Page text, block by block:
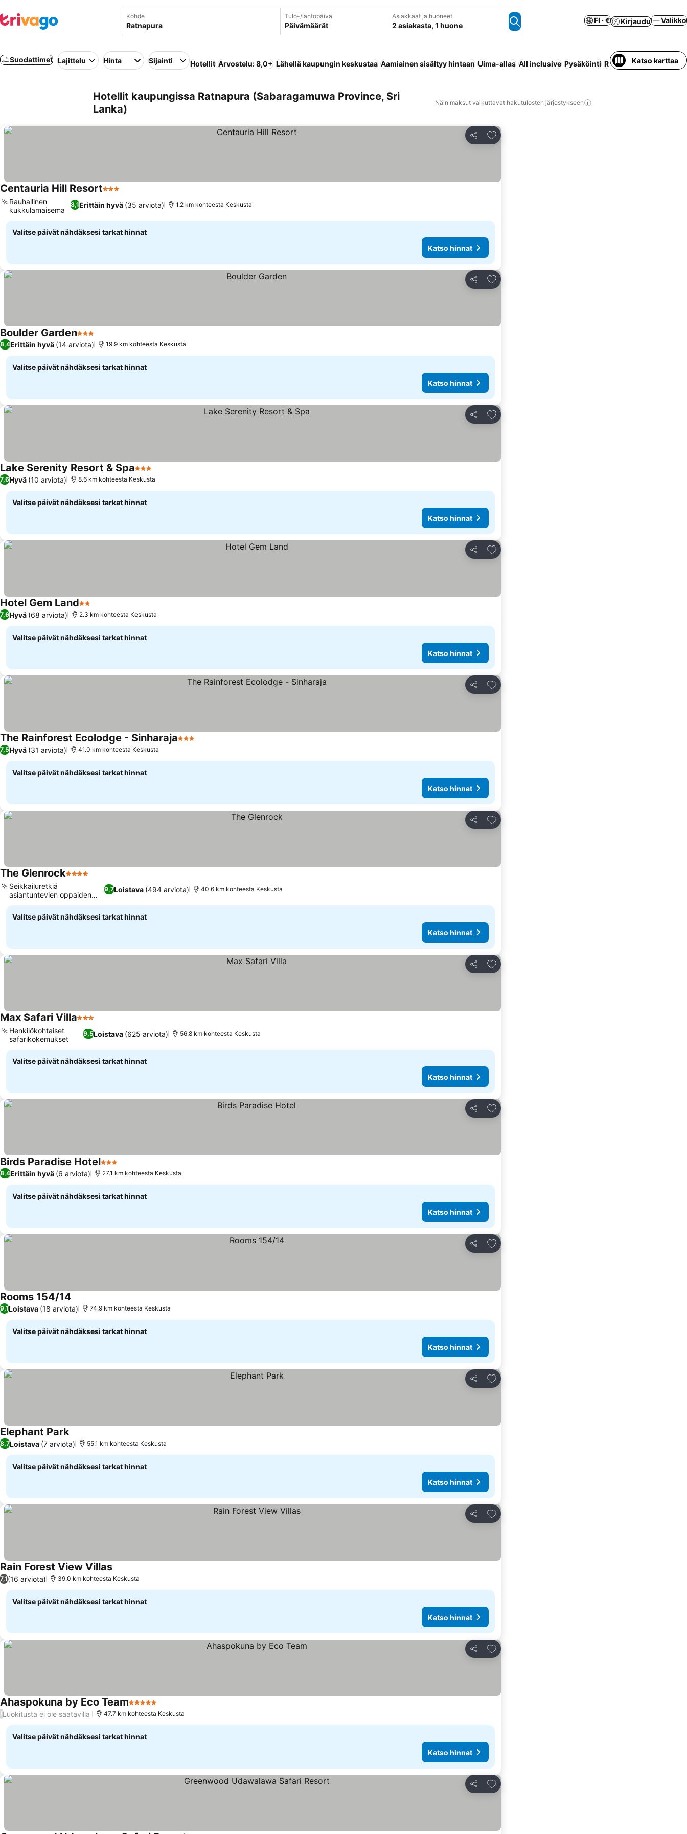
Kohde Tulo-/lähtöpäivä
Päivämäärät
Asiakkaat ja huoneet
2 asiakasta, 1 huone
FI · € Kirjaudu Valikko
Suodattimet Lajittelu Hinta Sijainti Hotellit Arvostelu: 8,0+ Lähellä kaupungin keskustaa Aamiainen sisältyy hintaan Uima-allas All inclusive Pysäköinti Ranta Puolihoito
Katso karttaa
Hotellit kaupungissa Ratnapura (Sabaragamuwa Province, Sri
Lanka)
Näin maksut vaikuttavat hakutulosten järjestykseen
Jaa
Lisää suosikkeihin
Centauria Hill Resort3 Tähtiluokitus
8,1Erittäin hyvä (35 arviota)
Rauhallinen
kukkulamaisema
1.2 km kohteesta Keskusta
Valitse päivät nähdäksesi tarkat hinnat
Katso hinnat
Jaa
Lisää suosikkeihin
Boulder Garden3 Tähtiluokitus
8,4Erittäin hyvä (14 arviota) 19.9 km kohteesta Keskusta
Valitse päivät nähdäksesi tarkat hinnat
Katso hinnat
Jaa
Lisää suosikkeihin
Lake Serenity Resort & Spa3 Tähtiluokitus
7,6Hyvä (10 arviota) 8.6 km kohteesta Keskusta
Valitse päivät nähdäksesi tarkat hinnat
Katso hinnat
Jaa
Lisää suosikkeihin
Hotel Gem Land2 Tähtiluokitus
7,6Hyvä (68 arviota) 2.3 km kohteesta Keskusta
Valitse päivät nähdäksesi tarkat hinnat
Katso hinnat
Jaa
Lisää suosikkeihin
The Rainforest Ecolodge - Sinharaja3 Tähtiluokitus
7,5Hyvä (31 arviota) 41.0 km kohteesta Keskusta
Valitse päivät nähdäksesi tarkat hinnat
Katso hinnat
Jaa
Lisää suosikkeihin
The Glenrock4 Tähtiluokitus
9,7Loistava (494 arviota)
Seikkailuretkiä
asiantuntevien oppaiden
kanssa
40.6 km kohteesta Keskusta
Valitse päivät nähdäksesi tarkat hinnat
Katso hinnat
Jaa
Lisää suosikkeihin
Max Safari Villa3 Tähtiluokitus
9,5Loistava (625 arviota)
Henkilökohtaiset
safarikokemukset
56.8 km kohteesta Keskusta
Valitse päivät nähdäksesi tarkat hinnat
Katso hinnat
Jaa
Lisää suosikkeihin
Birds Paradise Hotel3 Tähtiluokitus
8,4Erittäin hyvä (6 arviota) 27.1 km kohteesta Keskusta
Valitse päivät nähdäksesi tarkat hinnat
Katso hinnat
Jaa
Lisää suosikkeihin
Rooms 154/14
9,1Loistava (18 arviota) 74.9 km kohteesta Keskusta
Valitse päivät nähdäksesi tarkat hinnat
Katso hinnat
Jaa
Lisää suosikkeihin
Elephant Park
8,7Loistava (7 arviota) 55.1 km kohteesta Keskusta
Valitse päivät nähdäksesi tarkat hinnat
Katso hinnat
Jaa
Lisää suosikkeihin
Rain Forest View Villas
7,1(16 arviota) 39.0 km kohteesta Keskusta
Valitse päivät nähdäksesi tarkat hinnat
Katso hinnat
Jaa
Lisää suosikkeihin
Ahaspokuna by Eco Team5 Tähtiluokitus
/Luokitusta ei ole saatavilla 47.7 km kohteesta Keskusta
Valitse päivät nähdäksesi tarkat hinnat
Katso hinnat
Jaa
Lisää suosikkeihin